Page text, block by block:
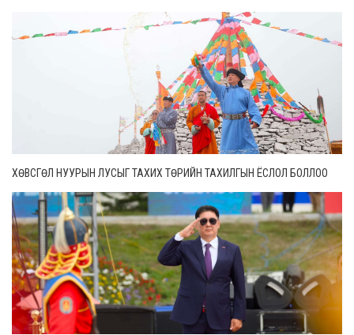
ХӨВСГӨЛ НУУРЫН ЛУСЫГ ТАХИХ ТӨРИЙН ТАХИЛГЫН ЁСЛОЛ БОЛЛОО